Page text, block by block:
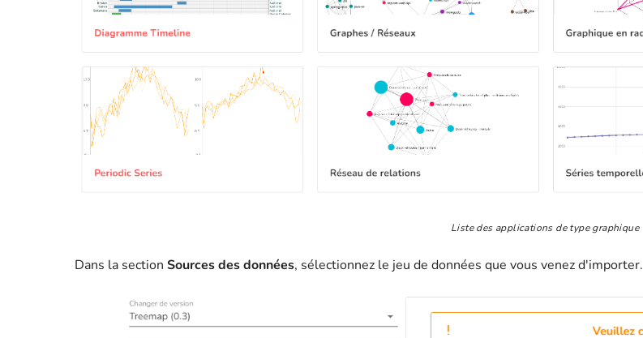
Liste des applications de type graphique
Dans la section Sources des données, sélectionnez le jeu de données que vous venez d'importer.